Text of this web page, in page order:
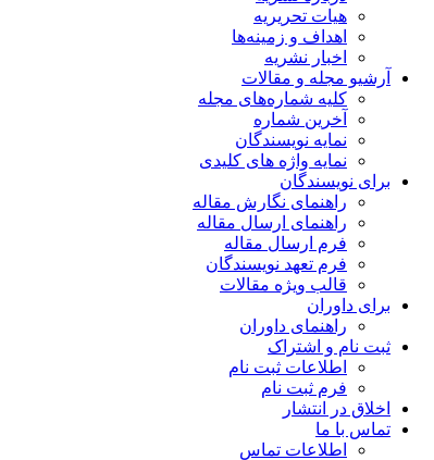
هیات تحریریه
اهداف و زمینه‌ها
اخبار نشریه
آرشیو مجله و مقالات
کلیه شماره‌های مجله
آخرین شماره
نمایه نویسندگان
نمایه واژه های کلیدی
برای نویسندگان
راهنمای نگارش مقاله
راهنمای ارسال مقاله
فرم ارسال مقاله
فرم تعهد نویسندگان
قالب ویژه مقالات
برای داوران
راهنمای داوران
ثبت نام و اشتراک
اطلاعات ثبت نام
فرم ثبت نام
اخلاق در انتشار
تماس با ما
اطلاعات تماس